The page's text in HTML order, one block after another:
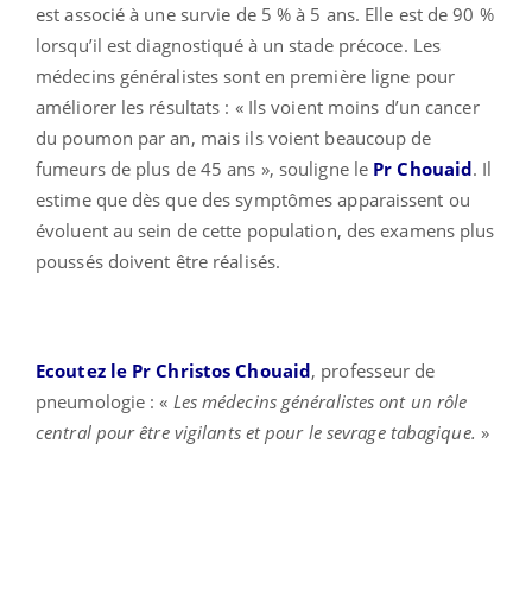
est associé à une survie de 5 % à 5 ans. Elle est de 90 %
lorsqu’il est diagnostiqué à un stade précoce. Les
médecins généralistes sont en première ligne pour
améliorer les résultats : « Ils voient moins d’un cancer
du poumon par an, mais ils voient beaucoup de
fumeurs de plus de 45 ans », souligne le Pr Chouaid. Il
estime que dès que des symptômes apparaissent ou
évoluent au sein de cette population, des examens plus
poussés doivent être réalisés.
Ecoutez le Pr Christos Chouaid, professeur de
pneumologie : « Les médecins généralistes ont un rôle
central pour être vigilants et pour le sevrage tabagique. »